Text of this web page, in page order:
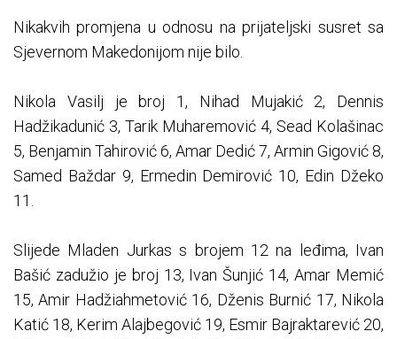
Nikakvih promjena u odnosu na prijateljski susret sa
Sjevernom Makedonijom nije bilo.
Nikola Vasilj je broj 1, Nihad Mujakić 2, Dennis
Hadžikadunić 3, Tarik Muharemović 4, Sead Kolašinac
5, Benjamin Tahirović 6, Amar Dedić 7, Armin Gigović 8,
Samed Baždar 9, Ermedin Demirović 10, Edin Džeko
11.
Slijede Mladen Jurkas s brojem 12 na leđima, Ivan
Bašić zadužio je broj 13, Ivan Šunjić 14, Amar Memić
15, Amir Hadžiahmetović 16, Dženis Burnić 17, Nikola
Katić 18, Kerim Alajbegović 19, Esmir Bajraktarević 20,